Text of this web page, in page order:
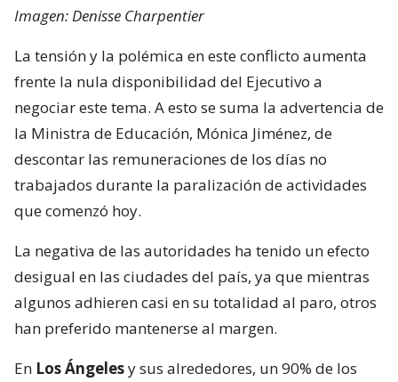
Imagen: Denisse Charpentier
La tensión y la polémica en este conflicto aumenta
frente la nula disponibilidad del Ejecutivo a
negociar este tema. A esto se suma la advertencia de
la Ministra de Educación, Mónica Jiménez, de
descontar las remuneraciones de los días no
trabajados durante la paralización de actividades
que comenzó hoy.
La negativa de las autoridades ha tenido un efecto
desigual en las ciudades del país, ya que mientras
algunos adhieren casi en su totalidad al paro, otros
han preferido mantenerse al margen.
En Los Ángelesy sus alrededores, un 90% de los